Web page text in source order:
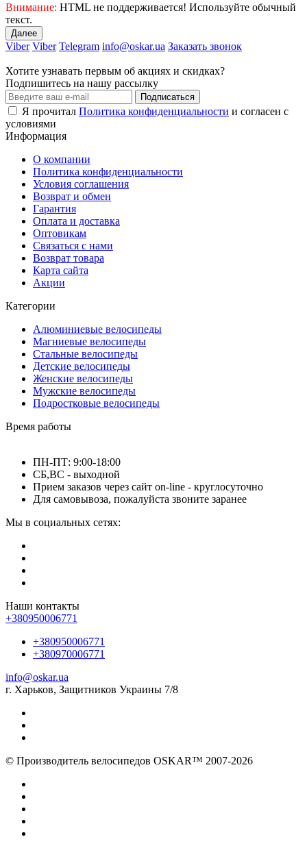
Внимание: HTML не поддерживается! Используйте обычный
текст.
Далее
Viber Viber Telegram info@oskar.ua Заказать звонок
Хотите узнавать первым об акциях и скидках?
Подпишитесь на нашу рассылку
Подписаться
Я прочитал Политика конфиденциальности и согласен с
условиями
Информация
О компании
Политика конфиденциальности
Условия соглашения
Возврат и обмен
Гарантия
Оплата и доставка
Оптовикам
Связаться с нами
Возврат товара
Карта сайта
Акции
Категории
Алюминиевые велосипеды
Магниевые велосипеды
Стальные велосипеды
Детские велосипеды
Женские велосипеды
Мужские велосипеды
Подростковые велосипеды
Время работы
ПН-ПТ: 9:00-18:00
СБ,ВС - выходной
Прием заказов через сайт on-line - круглосуточно
Для самовывоза, пожалуйста звоните заранее
Мы в социальных сетях:
Наши контакты
+380950006771
+380950006771
+380970006771
info@oskar.ua
г. Харьков, Защитников Украины 7/8
© Производитель велосипедов OSKAR™ 2007-2026